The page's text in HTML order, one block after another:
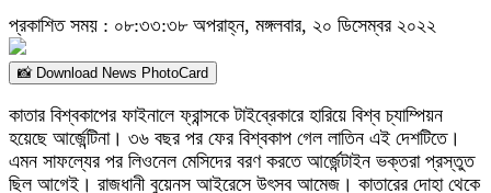
প্রকাশিত সময় : ০৮:৩৩:৩৮ অপরাহ্ন, মঙ্গলবার, ২০ ডিসেম্বর ২০২২
📸 Download News PhotoCard
কাতার বিশ্বকাপের ফাইনালে ফ্রান্সকে টাইব্রেকারে হারিয়ে বিশ্ব চ্যাম্পিয়ন
হয়েছে আর্জেন্টিনা। ৩৬ বছর পর ফের বিশ্বকাপ গেল লাতিন এই দেশটিতে।
এমন সাফল্যের পর লিওনেল মেসিদের বরণ করতে আর্জেন্টাইন ভক্তরা প্রস্তুত
ছিল আগেই। রাজধানী বুয়েনস আইরেসে উৎসব আমেজ। কাতারের দোহা থেকে